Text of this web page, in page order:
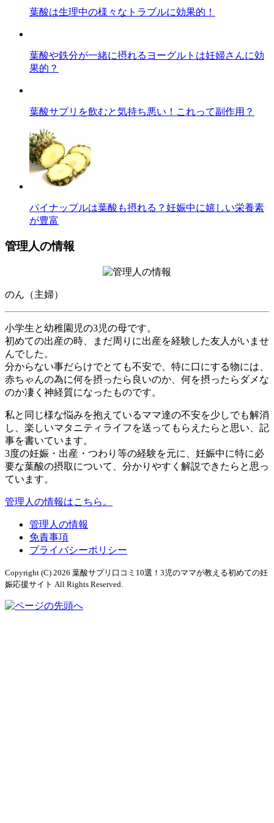
葉酸は生理中の様々なトラブルに効果的！
葉酸や鉄分が一緒に摂れるヨーグルトは妊婦さんに効
果的？
葉酸サプリを飲むと気持ち悪い！これって副作用？
パイナップルは葉酸も摂れる？妊娠中に嬉しい栄養素
が豊富
管理人の情報
のん（主婦）
小学生と幼稚園児の3児の母です。
初めての出産の時、まだ周りに出産を経験した友人がいませ
んでした。
分からない事だらけでとても不安で、特に口にする物には、
赤ちゃんの為に何を摂ったら良いのか、何を摂ったらダメな
のか凄く神経質になったものです。
私と同じ様な悩みを抱えているママ達の不安を少しでも解消
し、楽しいマタニティライフを送ってもらえたらと思い、記
事を書いています。
3度の妊娠・出産・つわり等の経験を元に、妊娠中に特に必
要な葉酸の摂取について、分かりやすく解説できたらと思っ
ています。
管理人の情報はこちら。
管理人の情報
免責事項
プライバシーポリシー
Copyright (C) 2026 葉酸サプリ口コミ10選！3児のママが教える初めての妊
娠応援サイト All Rights Reserved.